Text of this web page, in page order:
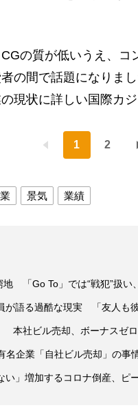
の質が低いうえ、コ
の間で話題になりま
現状に詳しい国際カ
1 2
景気 業績
「Go To」では“戦犯”扱い
が語る過酷な現実 「友人も彼
本社ビル売却、ボーナスゼ
企業「自社ビル売却」の事
い」増加するコロナ倒産、ピ